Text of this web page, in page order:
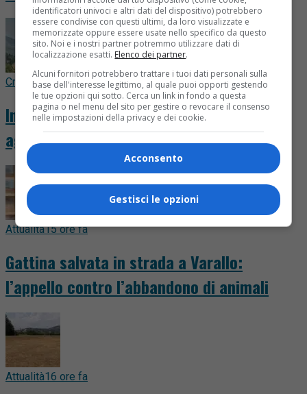
Cronaca12 ore fa
Incendio in Valsessera, il fuoco avanza e
aggredisce anche il Cornabecco. VIDEO
Attualità15 ore fa
Gattina salvata in strada a Varallo:
l’appello contro l’abbandono di animali
Attualità16 ore fa
identificatori univoci e altri dati del dispositivo) potrebbero
essere condivise con questi ultimi, da loro visualizzate e
memorizzate oppure essere usate nello specifico da questo
sito. Noi e i nostri partner potremmo utilizzare dati di
localizzazione esatti. Elenco dei partner.
Alcuni fornitori potrebbero trattare i tuoi dati personali sulla
base dell'interesse legittimo, al quale puoi opporti gestendo
le tue opzioni qui sotto. Cerca un link in fondo a questa
pagina o nel menu del sito per gestire o revocare il consenso
nelle impostazioni della privacy e dei cookie.
Acconsento
Gestisci le opzioni